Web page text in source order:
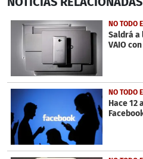
seconds
45
seconds
NO TODO
Saldrá a
VAIO
NO TODO
Hace 12